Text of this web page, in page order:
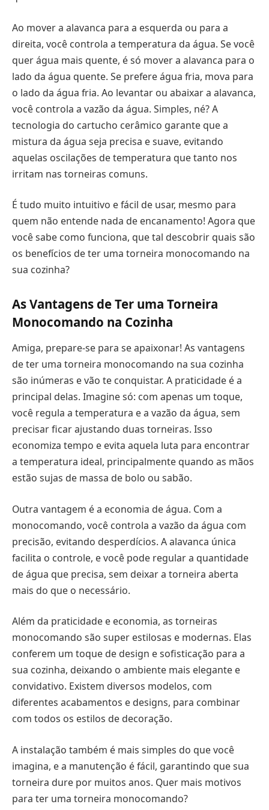
Ao mover a alavanca para a esquerda ou para a
direita, você controla a temperatura da água. Se você
quer água mais quente, é só mover a alavanca para o
lado da água quente. Se prefere água fria, mova para
o lado da água fria. Ao levantar ou abaixar a alavanca,
você controla a vazão da água. Simples, né? A
tecnologia do cartucho cerâmico garante que a
mistura da água seja precisa e suave, evitando
aquelas oscilações de temperatura que tanto nos
irritam nas torneiras comuns.
É tudo muito intuitivo e fácil de usar, mesmo para
quem não entende nada de encanamento! Agora que
você sabe como funciona, que tal descobrir quais são
os benefícios de ter uma torneira monocomando na
sua cozinha?
As Vantagens de Ter uma Torneira
Monocomando na Cozinha
Amiga, prepare-se para se apaixonar! As vantagens
de ter uma torneira monocomando na sua cozinha
são inúmeras e vão te conquistar. A praticidade é a
principal delas. Imagine só: com apenas um toque,
você regula a temperatura e a vazão da água, sem
precisar ficar ajustando duas torneiras. Isso
economiza tempo e evita aquela luta para encontrar
a temperatura ideal, principalmente quando as mãos
estão sujas de massa de bolo ou sabão.
Outra vantagem é a economia de água. Com a
monocomando, você controla a vazão da água com
precisão, evitando desperdícios. A alavanca única
facilita o controle, e você pode regular a quantidade
de água que precisa, sem deixar a torneira aberta
mais do que o necessário.
Além da praticidade e economia, as torneiras
monocomando são super estilosas e modernas. Elas
conferem um toque de design e sofisticação para a
sua cozinha, deixando o ambiente mais elegante e
convidativo. Existem diversos modelos, com
diferentes acabamentos e designs, para combinar
com todos os estilos de decoração.
A instalação também é mais simples do que você
imagina, e a manutenção é fácil, garantindo que sua
torneira dure por muitos anos. Quer mais motivos
para ter uma torneira monocomando?